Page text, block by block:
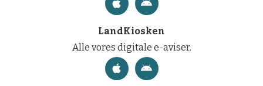
LandKiosken
Alle vores digitale e-aviser.